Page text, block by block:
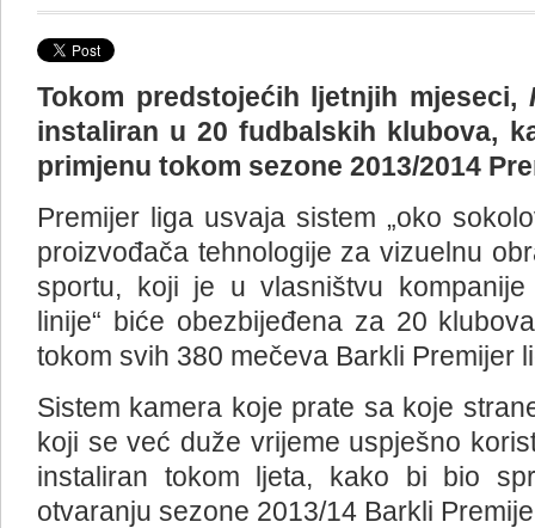
Tokom predstojećih ljetnjih mjeseci,
instaliran u 20 fudbalskih klubova,
primjenu tokom sezone 2013/2014
Premijer liga usvaja sistem „oko
proizvođača tehnologije za vizuelnu
sportu, koji je u vlasništvu kompanije
linije“ biće obezbijeđena za 20
tokom svih 380 mečeva Barkli Premijer
Sistem kamera koje prate sa koje
koji se već duže vrijeme uspješno
instaliran tokom ljeta, kako bi bio
otvaranju sezone 2013/14 Barkli